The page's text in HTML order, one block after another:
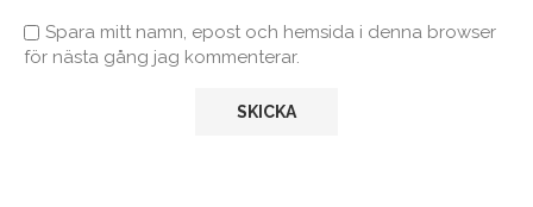
Spara mitt namn, epost och hemsida i denna browser
för nästa gång jag kommenterar.